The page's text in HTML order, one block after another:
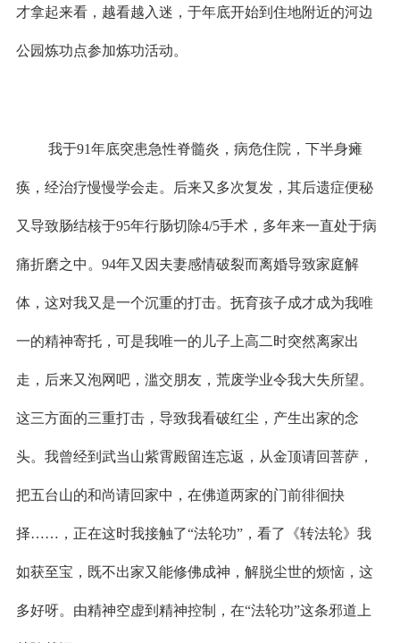
才拿起来看，越看越入迷，于年底开始到住地附近的河边
公园炼功点参加炼功活动。
我于91年底突患急性脊髓炎，病危住院，下半身瘫
痪，经治疗慢慢学会走。后来又多次复发，其后遗症便秘
又导致肠结核于95年行肠切除4/5手术，多年来一直处于病
痛折磨之中。 94年又因夫妻感情破裂而离婚导致家庭解
体，这对我又是一个沉重的打击。抚育孩子成才成为我唯
一的精神寄托，可是我唯一的儿子上高二时突然离家出
走，后来又泡网吧，滥交朋友，荒废学业令我大失所望。
这三方面的三重打击，导致我看破红尘，产生出家的念
头。我曾经到武当山紫霄殿留连忘返，从金顶请回菩萨，
把五台山的和尚请回家中，在佛道两家的门前徘徊抉
择……，正在这时我接触了“法轮功”，看了《转法轮》我
如获至宝，既不出家又能修佛成神，解脱尘世的烦恼，这
多好呀。由精神空虚到精神控制，在“法轮功”这条邪道上